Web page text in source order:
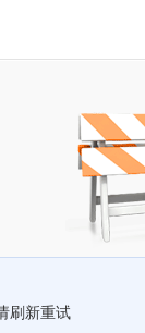
刷新重试